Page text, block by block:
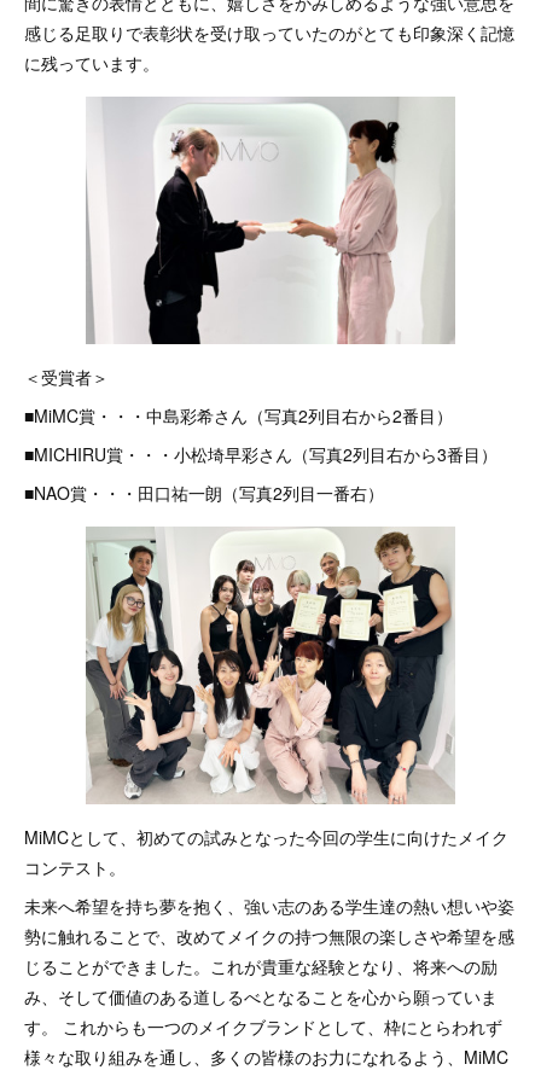
感じる足取りで表彰状を受け取っていたのがとても印象深く記憶
に残っています。
＜受賞者＞
■MiMC賞・・・中島彩希さん（写真2列目右から2番目）
■MICHIRU賞・・・小松埼早彩さん（写真2列目右から3番目）
■NAO賞・・・田口祐一朗（写真2列目一番右）
MiMCとして、初めての試みとなった今回の学生に向けたメイク
コンテスト。
未来へ希望を持ち夢を抱く、強い志のある学生達の熱い想いや姿
勢に触れることで、改めてメイクの持つ無限の楽しさや希望を感
じることができました。これが貴重な経験となり、将来への励
み、そして価値のある道しるべとなることを心から願っていま
す。 これからも一つのメイクブランドとして、枠にとらわれず
様々な取り組みを通し、多くの皆様のお力になれるよう、MiMC